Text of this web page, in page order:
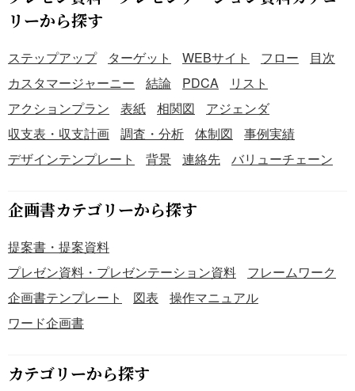
リーから探す
ステップアップ ターゲット WEBサイト フロー
目次
カスタマージャーニー
結論 PDCA
リスト
アクションプラン
表紙 相関図
アジェンダ
収支表・収支計画
調査・分析 体制図
事例実績
デザインテンプレート
背景 連絡先 バリューチェーン
企画書カテゴリーから探す
提案書・提案資料
プレゼン資料・プレゼンテーション資料
フレームワーク
企画書テンプレート
図表
操作マニュアル
ワード企画書
カテゴリーから探す